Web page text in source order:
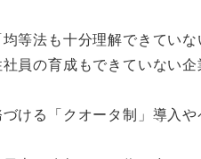
等法も十分理解できてい
員の育成もできていない企
ける「クオータ制」導入